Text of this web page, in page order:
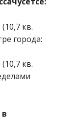
кв.
города:
кв.